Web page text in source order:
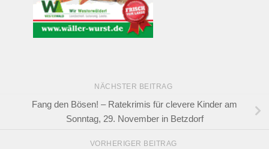
NÄCHSTER BEITRAG
Fang den Bösen! – Ratekrimis für clevere Kinder am
Sonntag, 29. November in Betzdorf
VORHERIGER BEITRAG